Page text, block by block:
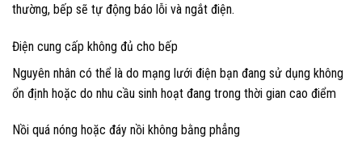
thường, bếp sẽ tự động báo lỗi và ngắt điện.
Điện cung cấp không đủ cho bếp
Nguyên nhân có thể là do mạng lưới điện bạn đang sử dụng không
ổn định hoặc do nhu cầu sinh hoạt đang trong thời gian cao điểm
Nồi quá nóng hoặc đáy nồi không bằng phẳng